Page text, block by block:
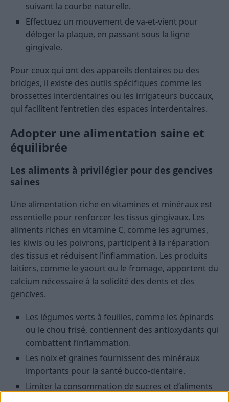
suivant la courbe naturelle.
Effectuez un mouvement de va-et-vient pour
déloger la plaque, en passant sous la ligne
gingivale.
Pour ceux qui ont des appareils dentaires ou des
bridges, il existe des outils spécifiques comme les
brossettes interdentaires ou les irrigateurs buccaux,
qui facilitent l’entretien des espaces interdentaires.
Adopter une alimentation saine et
équilibrée
Les aliments à privilégier pour des gencives
saines
Une alimentation riche en vitamines et minéraux est
essentielle pour renforcer les tissus gingivaux. Les
aliments riches en vitamine C, comme les agrumes,
les kiwis ou les poivrons, participent à la réparation
des tissus et réduisent l’inflammation. Les produits
laitiers, comme le yaourt ou le fromage, apportent du
calcium nécessaire à la solidité des dents et des
gencives.
Les légumes verts à feuilles, comme les épinards
ou le chou frisé, contiennent des antioxydants qui
combattent l’inflammation.
Les noix et graines fournissent des minéraux
importants pour la santé bucco-dentaire.
Limiter la consommation de sucres et d’aliments